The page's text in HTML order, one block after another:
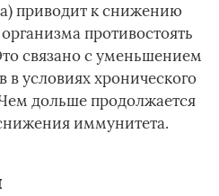
приводит к снижению
противостоять
связано с уменьшением
условиях хронического
дольше продолжается
иммунитета.